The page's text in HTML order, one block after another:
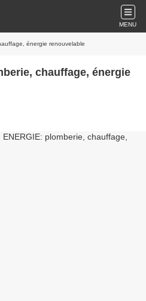
MENU
énergie renouvelable
chauffage, énergie